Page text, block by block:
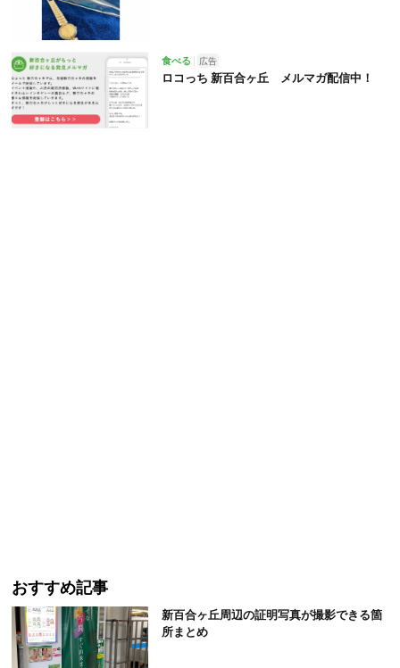
食べる 広告
ロコっち 新百合ヶ丘 メルマガ配信中！
おすすめ記事
新百合ヶ丘周辺の証明写真が撮影できる箇
所まとめ